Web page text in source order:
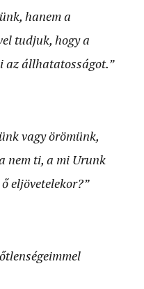
hanem a
tudjuk, hogy a
állhatatosságot.”
vagy örömünk,
nem ti, a mi Urunk
eljövetelekor?”